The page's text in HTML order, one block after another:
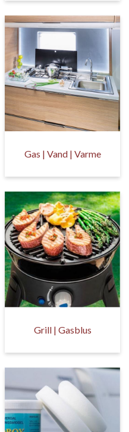
Gas | Vand | Varme
Grill | Gasblus